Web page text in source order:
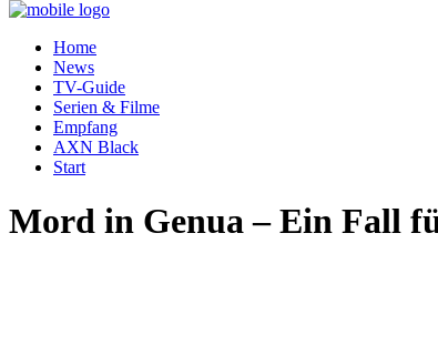
Home
News
TV-Guide
Serien & Filme
Empfang
AXN Black
Start
Mord in Genua – Ein Fall